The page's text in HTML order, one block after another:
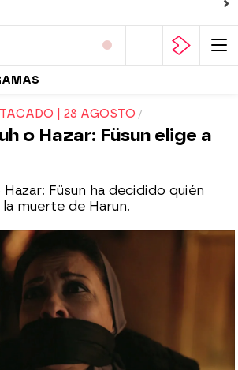
| 28 AGOSTO
o Hazar: Füsun elige a
Füsun ha decidido quién
muerte de Harun.